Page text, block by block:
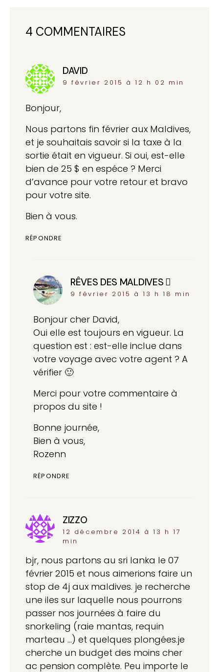
4 COMMENTAIRES
DAVID
9 février 2015 à 12 h 02 min
Bonjour,
Nous partons fin février aux Maldives,
et je souhaitais savoir si la taxe à la
sortie était en vigueur. Si oui, est-elle
bien de 25 $ en espéce ? Merci
d’avance pour votre retour et bravo
pour votre site.
Bien à vous.
RÉPONDRE
RÊVES DES MALDIVES
9 février 2015 à 13 h 18 min
Bonjour cher David,
Oui elle est toujours en vigueur. La
question est : est-elle inclue dans
votre voyage avec votre agent ? A
vérifier 🙂
Merci pour votre commentaire à
propos du site !
Bonne journée,
Bien à vous,
Rozenn
RÉPONDRE
ZIZZO
12 décembre 2014 à 13 h 17
min
bjr, nous partons au sri lanka le 07
février 2015 et nous aimerions faire un
stop de 4j aux maldives. je recherche
une iles sur laquelle nous pourrons
passer nos journées à faire du
snorkeling (raie mantas, requin
marteau …) et quelques plongées.je
cherche un budget des moins cher
ac pension complète. Peu importe le